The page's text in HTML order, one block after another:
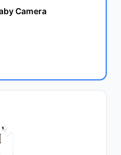
prijzen op
bewust wat perfect
Camera